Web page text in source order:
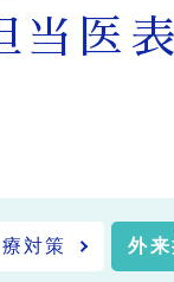
当医表
対策 外